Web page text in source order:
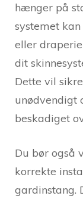
hænger på
systemet
eller
dit
Dette vil
unødvendigt
beskadiget
Du bør også
korrekte
gardinstang.